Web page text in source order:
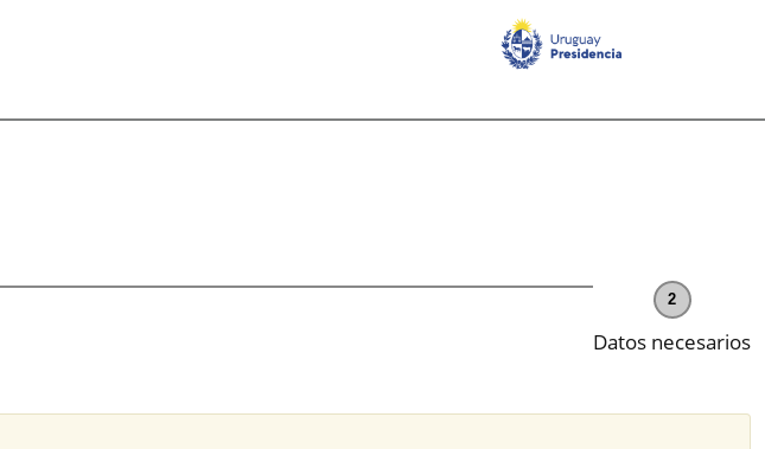
2
Datos necesarios